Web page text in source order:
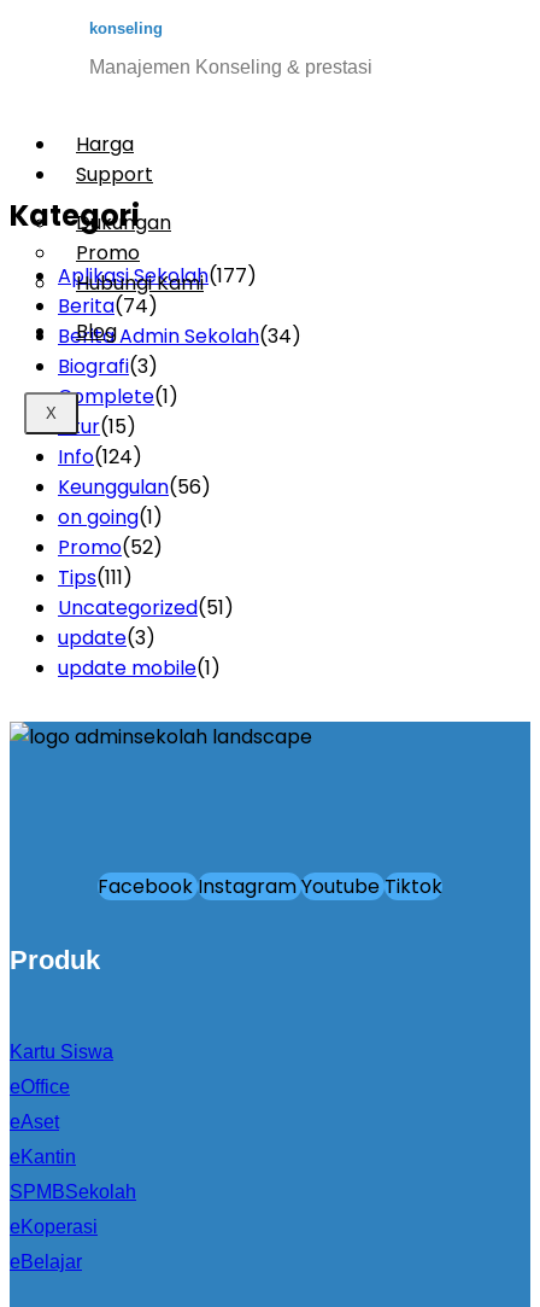
konseling
Manajemen Konseling & prestasi
Harga
Support
Dukungan
Promo
Hubungi Kami
Blog
X
Kategori
Aplikasi Sekolah(177)
Berita(74)
Berita Admin Sekolah(34)
Biografi(3)
Complete(1)
Fitur(15)
Info(124)
Keunggulan(56)
on going(1)
Promo(52)
Tips(111)
Uncategorized(51)
update(3)
update mobile(1)
FacebookInstagramYoutubeTiktok
Produk
Kartu Siswa
eOffice
eAset
eKantin
SPMBSekolah
eKoperasi
eBelajar